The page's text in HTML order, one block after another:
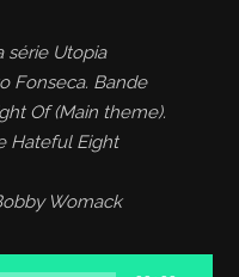
série Utopia
Fonseca. Bande
Of (Main theme).
Hateful Eight
Womack